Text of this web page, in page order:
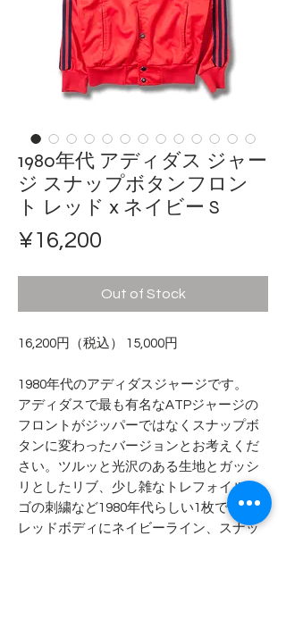
1980年代 アディダス ジャー
ジ スナップボタンフロン
ト レッド x ネイビー S
¥16,200
Out of Stock
16,200円（税込） 15,000円
1980年代のアディダスジャージです。
アディダスで最も有名なATPジャージの
フロントがジッパーではなくスナップボ
タンに変わったバージョンとお考えくだ
さい。ツルッと光沢のある生地とガッシ
リとしたリブ、少し雑なトレフォイルロ
ゴの刺繍など1980年代らしい1枚です。
レッドボディにネイビーライン、スナッ